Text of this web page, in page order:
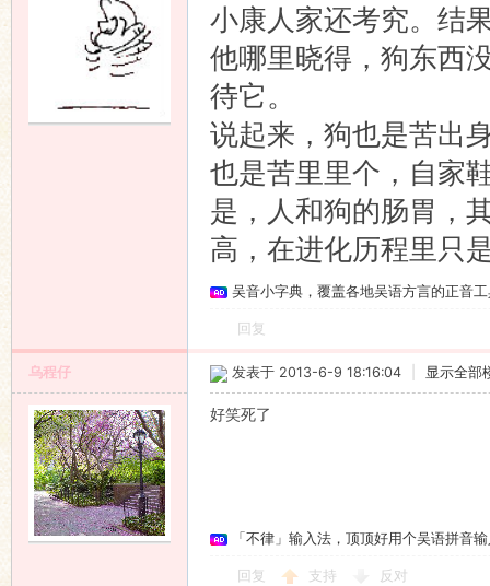
小康人家还考究。结
他哪里晓得，狗东西
待它。
说起来，狗也是苦出
也是苦里里个，自家
是，人和狗的肠胃，
高，在进化历程里只
吴音小字典，覆盖各地吴语方言的正音
回复
乌程仔 发表于 2013-6-9 18:16:04 显示全部
好笑死了
「不律」输入法，顶顶好用个吴语拼音
回复 支持 反对